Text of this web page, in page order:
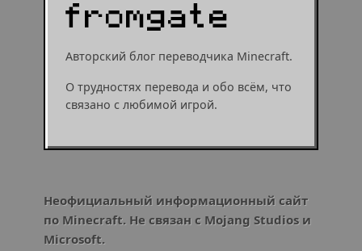
Авторский блог переводчика Minecraft.
О трудностях перевода и обо всём, что
связано с любимой игрой.
Неофициальный информационный сайт
по Minecraft. Не связан с Mojang Studios и
Microsoft.